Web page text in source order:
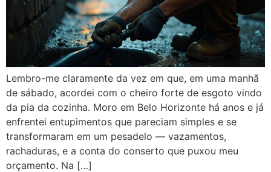
Lembro-me claramente da vez em que, em uma manhã
de sábado, acordei com o cheiro forte de esgoto vindo
da pia da cozinha. Moro em Belo Horizonte há anos e já
enfrentei entupimentos que pareciam simples e se
transformaram em um pesadelo — vazamentos,
rachaduras, e a conta do conserto que puxou meu
orçamento. Na […]